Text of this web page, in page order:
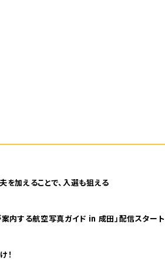
を加えることで、入選も狙える
内する航空写真ガイド in 成田」配信スタート
！